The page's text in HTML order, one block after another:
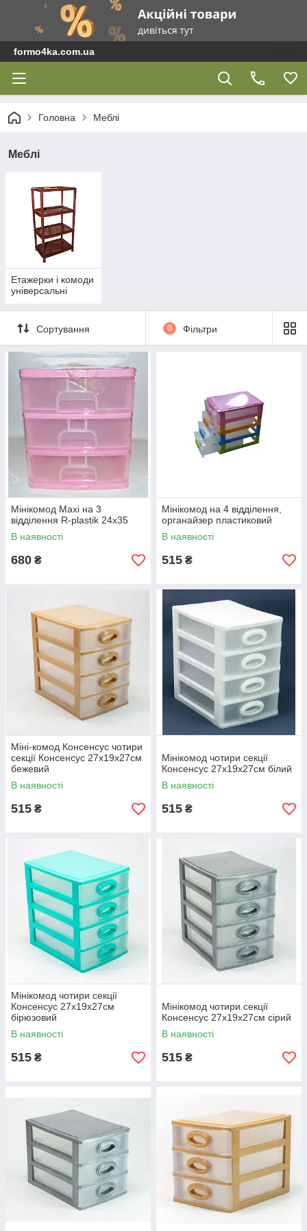
formo4ka.com.ua
Головна Меблі
Меблі
Етажерки і комоди
універсальні
Сортування 0 Фільтри
Мінікомод Maxi на 3
відділення R-plastik 24х35
В наявності
680 ₴
Мінікомод на 4 відділення,
органайзер пластиковий
В наявності
515 ₴
Міні-комод Консенсус чотири
секції Консенсус 27х19х27см
бежевий
В наявності
515 ₴
Мінікомод чотири секції
Консенсус 27х19х27см білий
В наявності
515 ₴
Мінікомод чотири секції
Консенсус 27х19х27см
бірюзовий
В наявності
515 ₴
Мінікомод чотири секції
Консенсус 27х19х27см сірий
В наявності
515 ₴